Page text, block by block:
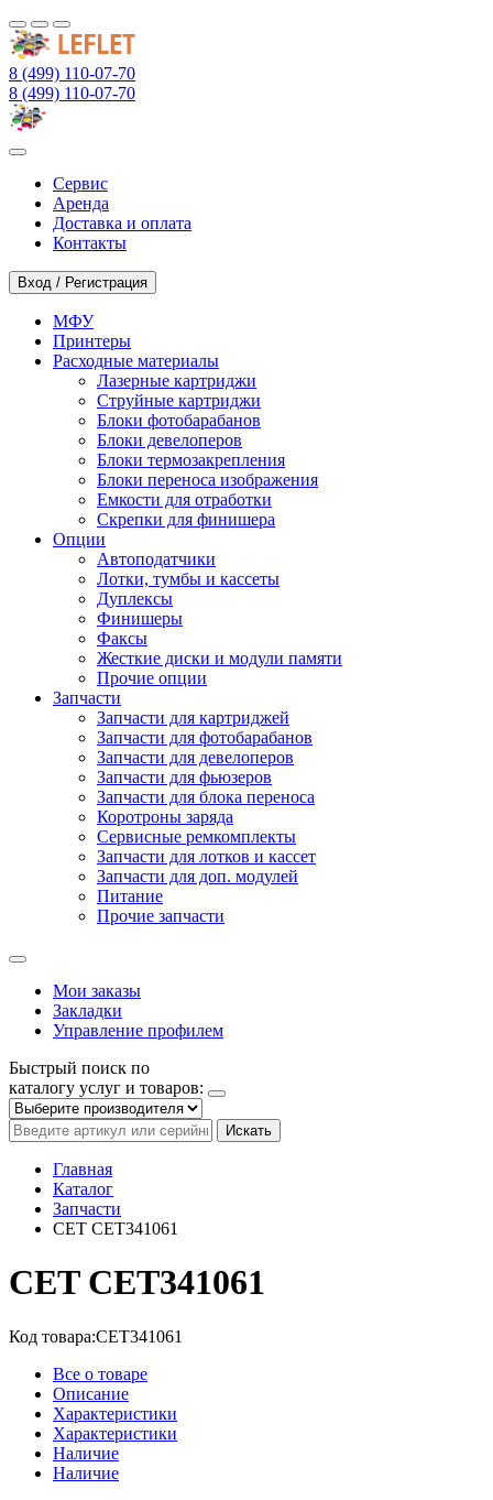
8 (499) 110-07-70
8 (499) 110-07-70
Сервис
Аренда
Доставка и оплата
Контакты
Вход / Регистрация
МФУ
Принтеры
Расходные материалы
Лазерные картриджи
Струйные картриджи
Блоки фотобарабанов
Блоки девелоперов
Блоки термозакрепления
Блоки переноса изображения
Емкости для отработки
Скрепки для финишера
Опции
Автоподатчики
Лотки, тумбы и кассеты
Дуплексы
Финишеры
Факсы
Жесткие диски и модули памяти
Прочие опции
Запчасти
Запчасти для картриджей
Запчасти для фотобарабанов
Запчасти для девелоперов
Запчасти для фьюзеров
Запчасти для блока переноса
Коротроны заряда
Сервисные ремкомплекты
Запчасти для лотков и кассет
Запчасти для доп. модулей
Питание
Прочие запчасти
Мои заказы
Закладки
Управление профилем
Быстрый поиск по
каталогу услуг и товаров:
Искать
Главная
Каталог
Запчасти
CET CET341061
CET CET341061
Код товара:CET341061
Все о товаре
Описание
Характеристики
Характеристики
Наличие
Наличие